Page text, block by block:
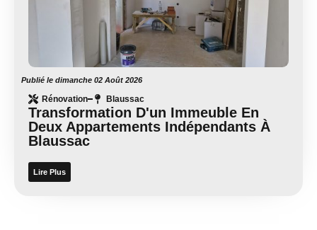
Publié le dimanche 02 Août 2026
Rénovation Blaussac
Transformation D'un Immeuble En
Deux Appartements Indépendants À
Blaussac
Lire Plus